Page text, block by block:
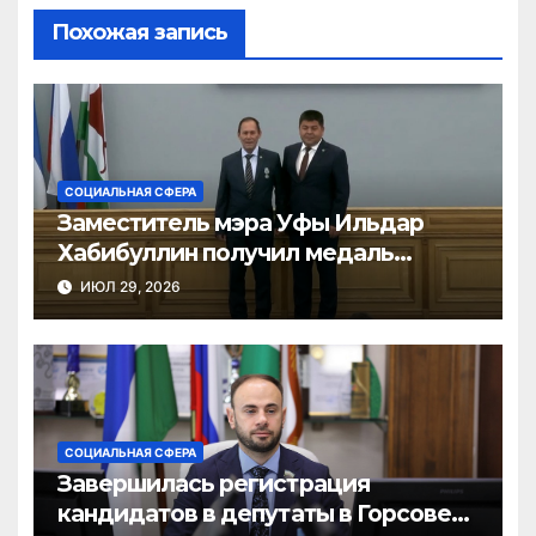
Похожая запись
СОЦИАЛЬНАЯ СФЕРА
Заместитель мэра Уфы Ильдар
Хабибуллин получил медаль
генерала Шаймуратова за участие в
СВО
ИЮЛ 29, 2026
СОЦИАЛЬНАЯ СФЕРА
Завершилась регистрация
кандидатов в депутаты в Горсовет